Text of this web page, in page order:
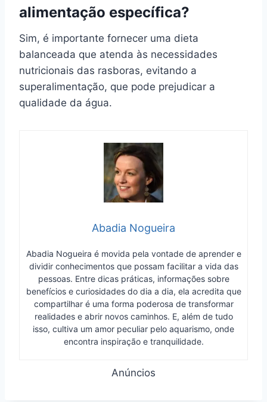
alimentação específica?
Sim, é importante fornecer uma dieta
balanceada que atenda às necessidades
nutricionais das rasboras, evitando a
superalimentação, que pode prejudicar a
qualidade da água.
Abadia Nogueira
Abadia Nogueira é movida pela vontade de aprender e
dividir conhecimentos que possam facilitar a vida das
pessoas. Entre dicas práticas, informações sobre
benefícios e curiosidades do dia a dia, ela acredita que
compartilhar é uma forma poderosa de transformar
realidades e abrir novos caminhos. E, além de tudo
isso, cultiva um amor peculiar pelo aquarismo, onde
encontra inspiração e tranquilidade.
Anúncios